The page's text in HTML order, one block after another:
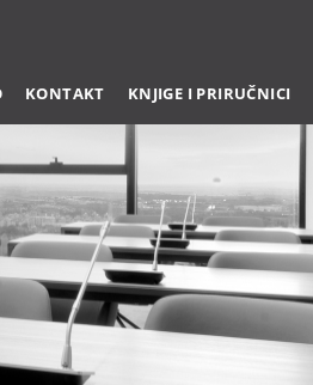
KONTAKT KNJIGE I PRIRUČNICI